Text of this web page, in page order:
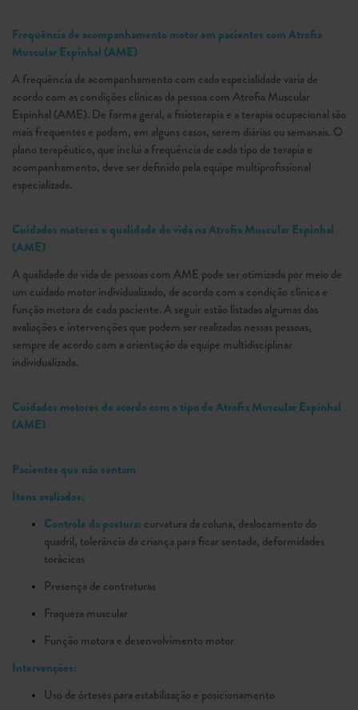
Frequência de acompanhamento motor em pacientes com Atrofia
Muscular Espinhal (AME)
A frequência de acompanhamento com cada especialidade varia de
acordo com as condições clínicas da pessoa com Atrofia Muscular
Espinhal (AME). De forma geral, a fisioterapia e a terapia ocupacional são
mais frequentes e podem, em alguns casos, serem diárias ou semanais. O
plano terapêutico, que inclui a frequência de cada tipo de terapia e
acompanhamento, deve ser definido pela equipe multiprofissional
especializada.
Cuidados motores e qualidade de vida na Atrofia Muscular Espinhal
(AME)
A qualidade de vida de pessoas com AME pode ser otimizada por meio de
um cuidado motor individualizado, de acordo com a condição clínica e
função motora de cada paciente. A seguir estão listadas algumas das
avaliações e intervenções que podem ser realizadas nessas pessoas,
sempre de acordo com a orientação da equipe multidisciplinar
individualizada.
Cuidados motores de acordo com o tipo de Atrofia Muscular Espinhal
(AME)
Pacientes que não sentam
Itens avaliados:
Controle da postura: curvatura da coluna, deslocamento do
quadril, tolerância da criança para ficar sentada, deformidades
torácicas
Presença de contraturas
Fraqueza muscular
Função motora e desenvolvimento motor
Intervenções:
Uso de órteses para estabilização e posicionamento